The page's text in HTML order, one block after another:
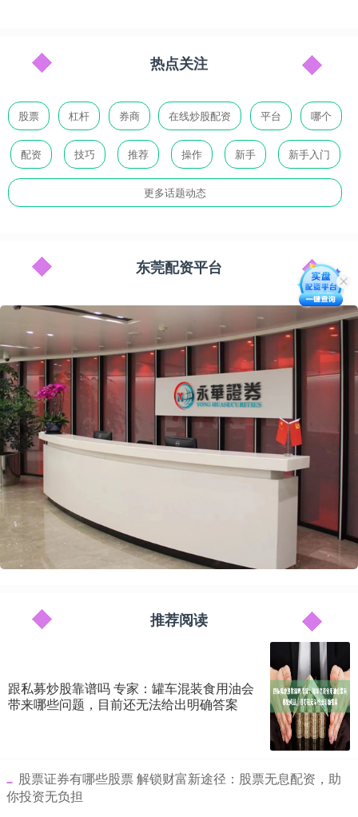
热点关注
股票 杠杆 券商 在线炒股配资 平台 哪个
配资 技巧 推荐 操作 新手 新手入门
更多话题动态
东莞配资平台
推荐阅读
跟私募炒股靠谱吗 专家：罐车混装食用油会
带来哪些问题，目前还无法给出明确答案
​股票证券有哪些股票 解锁财富新途径：股票无息配资，助
你投资无负担